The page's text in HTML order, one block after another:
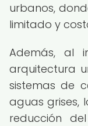
urbanos,
limitado y
Además, al
arquitectura
sistemas de
aguas grises,
reducción